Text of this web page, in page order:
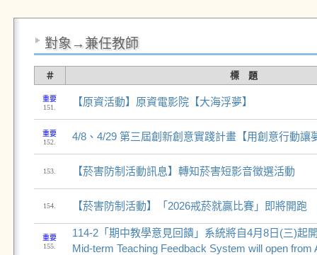
對象→兼任教師
＃ 標 題
重要
151.
【原資活動】原資電影院【大海浮夢】
重要
152.
4/8、4/29 第三屆創新創意實踐計畫【用創意行動讓
153. 【菸害防制活動訊息】轉知菸害短影音徵選活動
154. 【菸害防制活動】「2026戒菸就贏比賽」即將開跑
重要
155.
114-2「期中教學意見回饋」系統將自4月8日(三)起
Mid-term Teaching Feedback System will open from